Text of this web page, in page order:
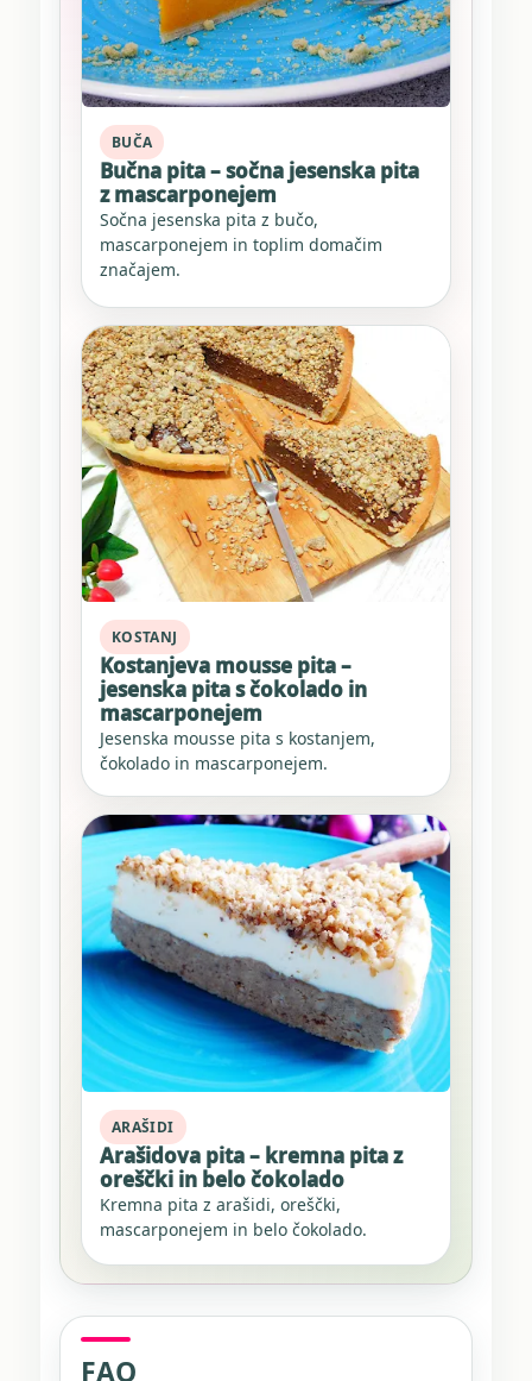
BUČA
Bučna pita – sočna jesenska pita
z mascarponejem
Sočna jesenska pita z bučo,
mascarponejem in toplim domačim
značajem.
KOSTANJ
Kostanjeva mousse pita –
jesenska pita s čokolado in
mascarponejem
Jesenska mousse pita s kostanjem,
čokolado in mascarponejem.
ARAŠIDI
Arašidova pita – kremna pita z
oreščki in belo čokolado
Kremna pita z arašidi, oreščki,
mascarponejem in belo čokolado.
FAQ